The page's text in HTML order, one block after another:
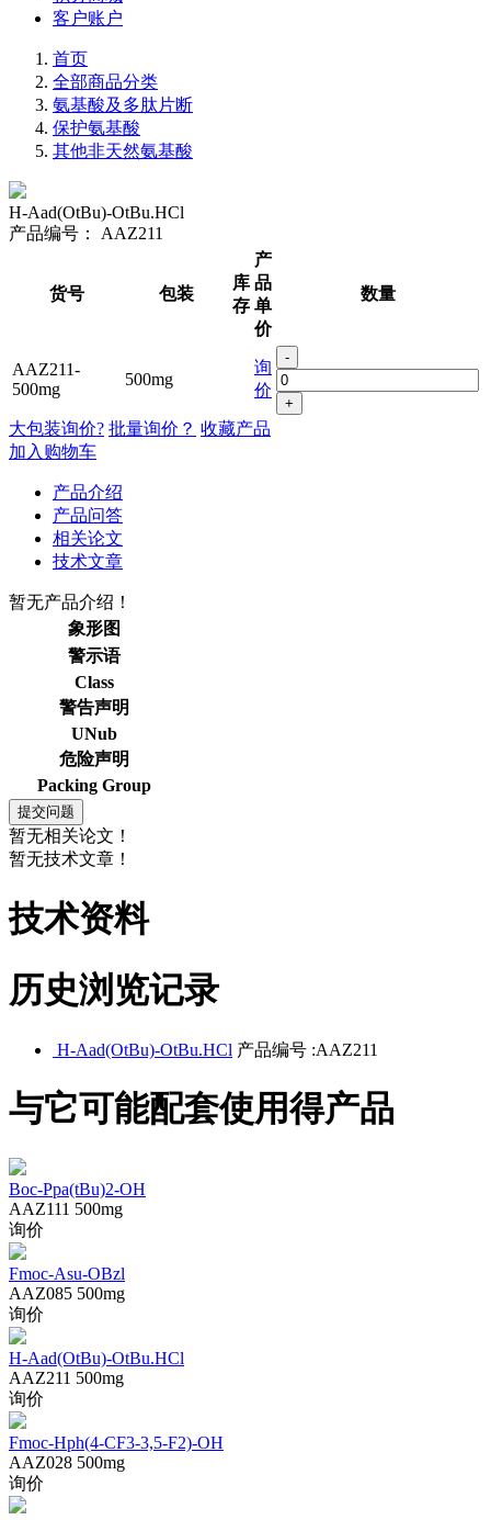
客户账户
首页
全部商品分类
氨基酸及多肽片断
保护氨基酸
其他非天然氨基酸
H-Aad(OtBu)-OtBu.HCl
产品编号：
AAZ211
货号 包装
库
存
产
品
单
价
数量
AAZ211-
500mg
500mg
询
价
-
+
大包装询价? 批量询价？ 收藏产品
加入购物车
产品介绍
产品问答
相关论文
技术文章
暂无产品介绍！
象形图
警示语
Class
警告声明
UNub
危险声明
Packing Group
暂无相关论文！
暂无技术文章！
技术资料
历史浏览记录
H-Aad(OtBu)-OtBu.HCl 产品编号 :AAZ211
与它可能配套使用得产品
Boc-Ppa(tBu)2-OH
AAZ111 500mg
询价
Fmoc-Asu-OBzl
AAZ085 500mg
询价
H-Aad(OtBu)-OtBu.HCl
AAZ211 500mg
询价
Fmoc-Hph(4-CF3-3,5-F2)-OH
AAZ028 500mg
询价